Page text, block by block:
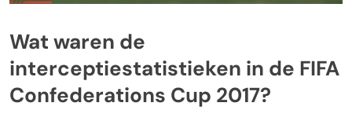
Wat waren de
interceptiestatistieken in de FIFA
Confederations Cup 2017?